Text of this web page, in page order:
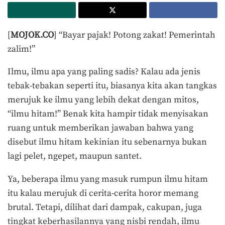
[MOJOK.CO] “Bayar pajak! Potong zakat! Pemerintah
zalim!”
Ilmu, ilmu apa yang paling sadis? Kalau ada jenis
tebak-tebakan seperti itu, biasanya kita akan tangkas
merujuk ke ilmu yang lebih dekat dengan mitos,
“ilmu hitam!” Benak kita hampir tidak menyisakan
ruang untuk memberikan jawaban bahwa yang
disebut ilmu hitam kekinian itu sebenarnya bukan
lagi pelet, ngepet, maupun santet.
Ya, beberapa ilmu yang masuk rumpun ilmu hitam
itu kalau merujuk di cerita-cerita horor memang
brutal. Tetapi, dilihat dari dampak, cakupan, juga
tingkat keberhasilannya yang nisbi rendah, ilmu